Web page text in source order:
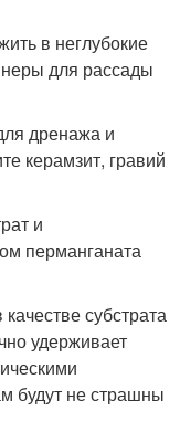
в неглубокие
для рассады
дренажа и
керамзит, гравий
и
перманганата
субстрата
удерживает
будут не страшны